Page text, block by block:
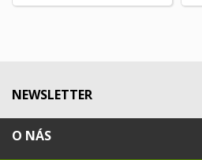
NEWSLETTER
O NÁS